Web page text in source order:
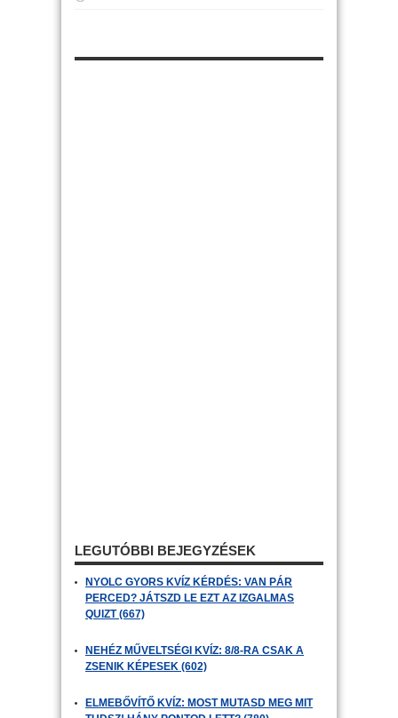
LEGUTÓBBI BEJEGYZÉSEK
NYOLC GYORS KVÍZ KÉRDÉS: VAN PÁR
PERCED? JÁTSZD LE EZT AZ IZGALMAS
QUIZT (667)
NEHÉZ MŰVELTSÉGI KVÍZ: 8/8-RA CSAK A
ZSENIK KÉPESEK (602)
ELMEBŐVÍTŐ KVÍZ: MOST MUTASD MEG MIT